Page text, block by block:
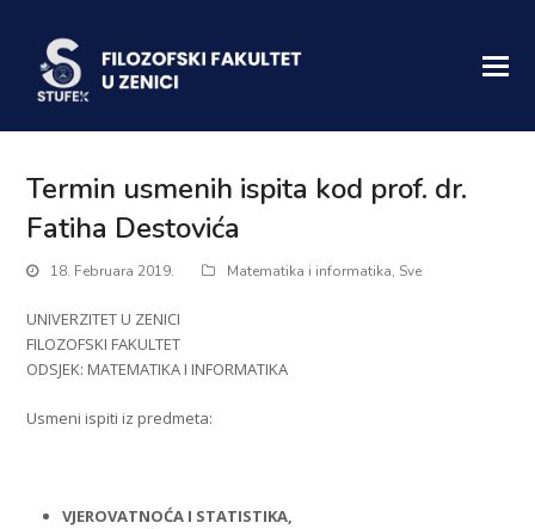
Termin usmenih ispita kod prof. dr.
Fatiha Destovića
18. Februara 2019. Matematika i informatika, Sve
UNIVERZITET U ZENICI
FILOZOFSKI FAKULTET
ODSJEK: MATEMATIKA I INFORMATIKA
Usmeni ispiti iz predmeta:
VJEROVATNOĆA I STATISTIKA,